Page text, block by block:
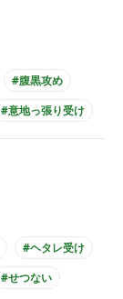
#腹黒攻め
#意地っ張り受け
#せつない
#ヘタレ受け
#せつない